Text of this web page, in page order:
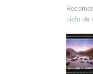
ciclo de